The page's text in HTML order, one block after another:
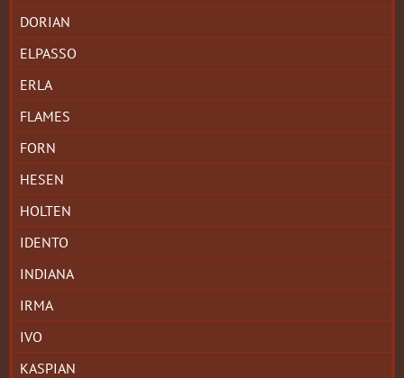
DORIAN
ELPASSO
ERLA
FLAMES
FORN
HESEN
HOLTEN
IDENTO
INDIANA
IRMA
IVO
KASPIAN